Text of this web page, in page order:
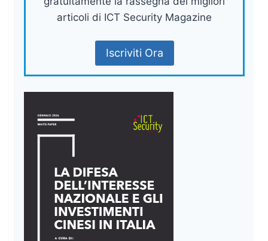
articoli di ICT Security Magazine
Iscriviti Ora